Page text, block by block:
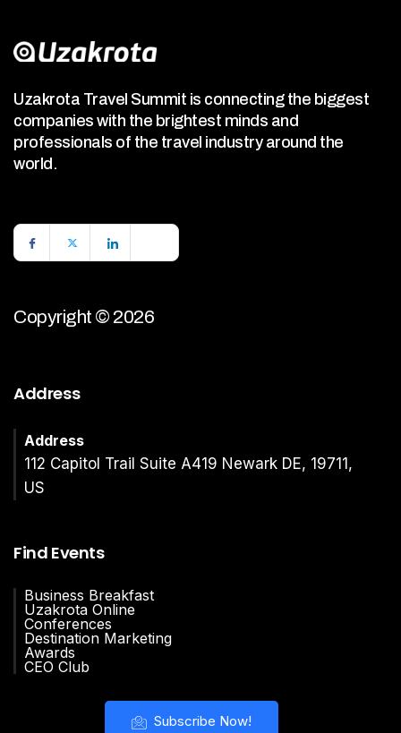
Uzakrota Travel Summit is connecting the biggest
companies with the brightest minds and
professionals of the travel industry around the
world.
Copyright © 2026
Address
Address
112 Capitol Trail Suite A419 Newark DE, 19711,
US
Find Events
Business Breakfast
Uzakrota Online
Conferences
Destination Marketing
Awards
CEO Club
Subscribe Now!